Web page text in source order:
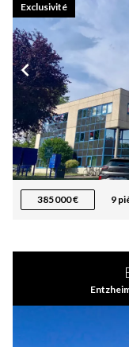
385 000 € 9
Exclusivité